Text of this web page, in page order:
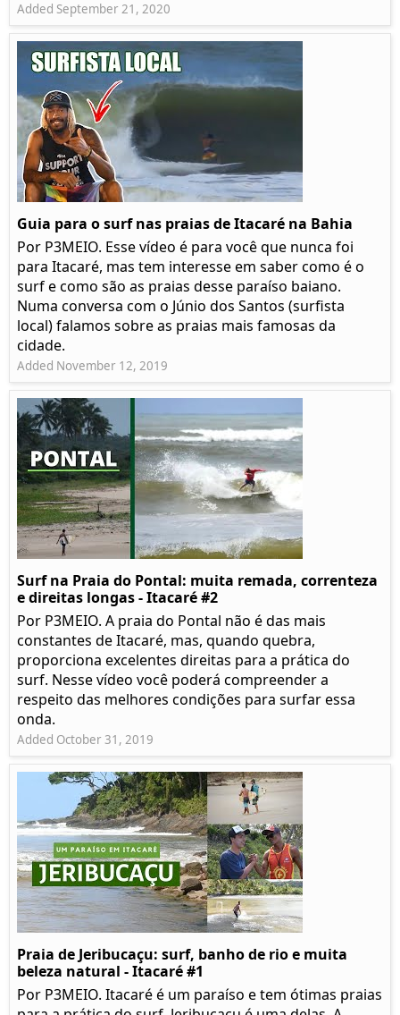
Added September 21, 2020
Guia para o surf nas praias de Itacaré na Bahia
Por P3MEIO. Esse vídeo é para você que nunca foi
para Itacaré, mas tem interesse em saber como é o
surf e como são as praias desse paraíso baiano.
Numa conversa com o Júnio dos Santos (surfista
local) falamos sobre as praias mais famosas da
cidade.
Added November 12, 2019
Surf na Praia do Pontal: muita remada, correnteza
e direitas longas - Itacaré #2
Por P3MEIO. A praia do Pontal não é das mais
constantes de Itacaré, mas, quando quebra,
proporciona excelentes direitas para a prática do
surf. Nesse vídeo você poderá compreender a
respeito das melhores condições para surfar essa
onda.
Added October 31, 2019
Praia de Jeribucaçu: surf, banho de rio e muita
beleza natural - Itacaré #1
Por P3MEIO. Itacaré é um paraíso e tem ótimas praias